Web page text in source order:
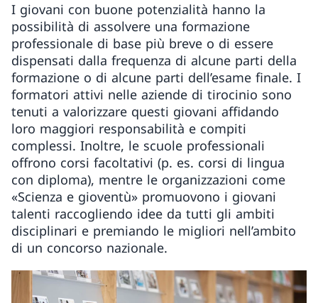
I giovani con buone potenzialità hanno la
possibilità di assolvere una formazione
professionale di base più breve o di essere
dispensati dalla frequenza di alcune parti della
formazione o di alcune parti dell’esame finale. I
formatori attivi nelle aziende di tirocinio sono
tenuti a valorizzare questi giovani affidando
loro maggiori responsabilità e compiti
complessi. Inoltre, le scuole professionali
offrono corsi facoltativi (p. es. corsi di lingua
con diploma), mentre le organizzazioni come
«Scienza e gioventù» promuovono i giovani
talenti raccogliendo idee da tutti gli ambiti
disciplinari e premiando le migliori nell’ambito
di un concorso nazionale.